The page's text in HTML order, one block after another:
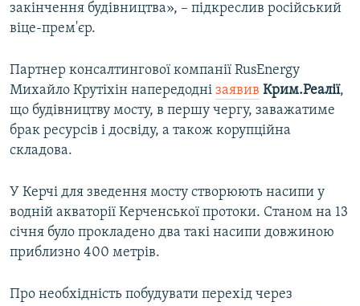
закінчення будівництва», – підкреслив російський
віце-прем'єр.
Партнер консалтингової компанії RusEnergy
Михайло Крутіхін напередодні заявив Крим.Реалії,
що будівництву мосту, в першу чергу, заважатиме
брак ресурсів і досвіду, а також корупційна
складова.
У Керчі для зведення мосту створюють насипи у
водній акваторії Керченської протоки. Станом на 13
січня було прокладено два такі насипи довжиною
приблизно 400 метрів.
Про необхідність побудувати перехід через